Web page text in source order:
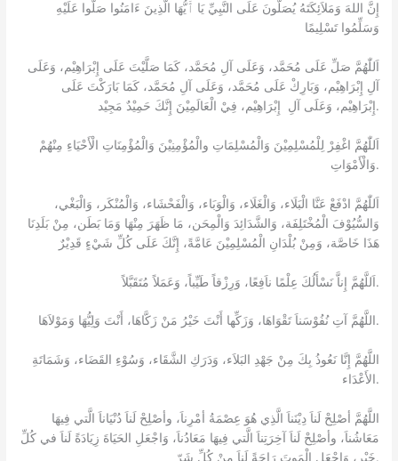
إِنَّ اللهَ وَمَلاَئِكَتَهُ يُصَلُّونَ عَلَى النَّبِيِّ يَا ٱَيُّهَا الَّذِينَ ءَامَنُوا صَلُّوا عَلَيْهِ
وَسَلِّمُوا تَسْلِيمًا
اَللّٰهُمَّ صَلِّ عَلَى مُحَمَّد، وَعَلَى آلِ مُحَمَّد، كَمَا صَلَّيْتَ عَلَى إِبْرَاهِيْم، وَعَلَى
آلِ إِبْرَاهِيْم، وَبَارِكْ عَلَى مُحَمَّد، وَعَلَى آلِ مُحَمَّد، كَمَا بَارَكْتَ عَلَى
إِبْرَاهِيْم، وَعَلَى آلِ إِبْرَاهِيْم، فِيْ الْعَالَمِيْنَ إِنَّكَ حَمِيْدٌ مَجِيْد.
اَللّٰهُمَّ اغْفِرْ لِلْمُسْلِمِيْنَ وَالْمُسْلِمَاتِ والْمُؤْمِنِيْنَ وَالْمُؤْمِنَاتِ الْأَحْيَاءِ مِنْهُمْ
وَالْأَمْوَاتِ.
اَللّٰهُمَّ ادْفَعْ عَنَّا الْبَلَاء، وَالْغَلَاء، وَالْوَبَاء، وَالْفَحْشَاء، وَالْمُنْكَر، وَالْبَغْي،
وَالسُّيُوْفَ الْمُخْتَلِفَة، وَالشَّدَائِدَ وَالْمِحَن، مَا ظَهَرَ مِنْهَا وَمَا بَطَن، مِنْ بَلَدِنَا
هَذَا خَاصَّة، وَمِنْ بُلْدَانِ الْمُسْلِمِيْنَ عَامَّةً، إِنَّكَ عَلَى كُلِّ شَيْءٍ قَدِيْرٌ
اَللَّهُمَّ إِناَّ نَسْأَلُكَ عِلْمًا ناَفِعًا، وَرِزْقاً طَيِّباً، وَعَمَلاً مُتَقَبَّلاً.
اللَّهُمَّ آتِ نُفُوْسَناَ تَقْوَاهَا، وَزَكِّها أَنْتَ خَيْرُ مَنْ زَكَّاهَا، أَنْتَ وَلِيُّهَا وَمَوْلاَهَا.
اللَّهُمَّ إِنَّا نَعُوذُ بِكَ مِنْ جَهْدِ البَلاَء، وَدَرَكِ الشَّقَاء، وَسُوْءِ القَضَاء، وَشَمَاتَةِ
الأَعْدَاء.
اللَّهُمَّ أصْلِحْ لَناَ دِيْنَناَ الَّذِي هُوَ عِصْمَةُ أمْرِناَ، وأصْلِحْ لَناَ دُنْيَاناَ الَّتي فِيهَا
مَعَاشُناَ، وأصْلِحْ لَناَ آخِرَتِناَ الَّتي فِيهَا مَعَادُناَ، وَاجْعَلِ الحَيَاةَ زِيَادَةً لَناَ في كُلِّ
خَيْر، وَاجْعَلِ الْمَوتَ رَاحَةً لَناَ مِنْ كُلِّ شَرّ.